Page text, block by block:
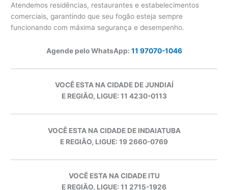
Atendemos residências, restaurantes e estabelecimentos
comerciais, garantindo que seu fogão esteja sempre
funcionando com máxima segurança e desempenho.
Agende pelo WhatsApp: 11 97070-1046
VOCÊ ESTA NA CIDADE DE JUNDIAÍ
E REGIÃO, LIGUE: 11 4230-0113
VOCÊ ESTA NA CIDADE DE INDAIATUBA
E REGIÃO, LIGUE: 19 2660-0769
VOCÊ ESTA NA CIDADE ITU
E REGIÃO, LIGUE: 11 2715-1926